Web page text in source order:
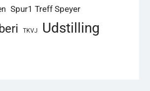
Spur1 Treff Speyer
TKVJ Udstilling